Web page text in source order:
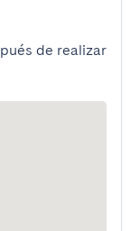
de realizar